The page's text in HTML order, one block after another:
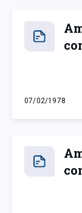
07/02/1978
mardi 7